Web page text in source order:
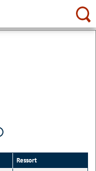
Ressort